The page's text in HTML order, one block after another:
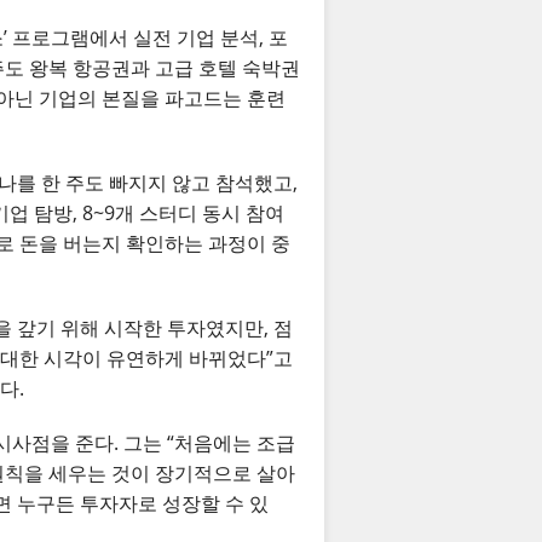
프로그램에서 실전 기업 분석, 포
왕복 항공권과 고급 호텔 숙박권
닌 기업의 본질을 파고드는 훈련
를 한 주도 빠지지 않고 참석했고,
탐방, 8~9개 스터디 동시 참여
돈을 버는지 확인하는 과정이 중
갚기 위해 시작한 투자였지만, 점
한 시각이 유연하게 바뀌었다”고
.
사점을 준다. 그는 “처음에는 조급
을 세우는 것이 장기적으로 살아
누구든 투자자로 성장할 수 있